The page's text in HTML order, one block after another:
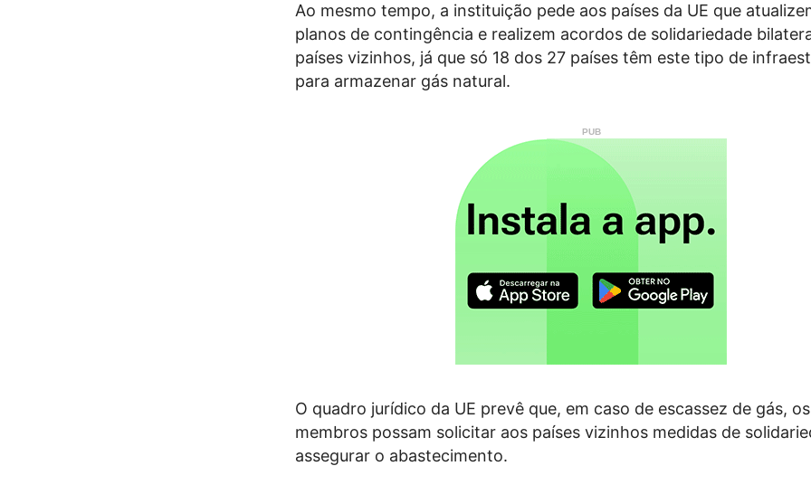
Ao mesmo tempo, a instituição pede aos países da UE que
planos de contingência e realizem acordos de solidariedade
países vizinhos, já que só 18 dos 27 países têm este tipo de
para armazenar gás natural.
O quadro jurídico da UE prevê que, em caso de escassez de gás,
membros possam solicitar aos países vizinhos medidas de
assegurar o abastecimento.